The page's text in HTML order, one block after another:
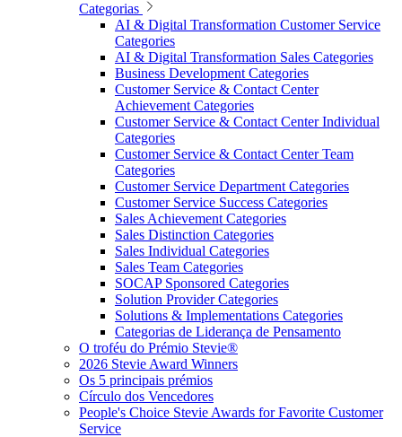
Categorias
AI & Digital Transformation Customer Service
Categories
AI & Digital Transformation Sales Categories
Business Development Categories
Customer Service & Contact Center
Achievement Categories
Customer Service & Contact Center Individual
Categories
Customer Service & Contact Center Team
Categories
Customer Service Department Categories
Customer Service Success Categories
Sales Achievement Categories
Sales Distinction Categories
Sales Individual Categories
Sales Team Categories
SOCAP Sponsored Categories
Solution Provider Categories
Solutions & Implementations Categories
Categorias de Liderança de Pensamento
O troféu do Prémio Stevie®
2026 Stevie Award Winners
Os 5 principais prémios
Círculo dos Vencedores
People's Choice Stevie Awards for Favorite Customer
Service